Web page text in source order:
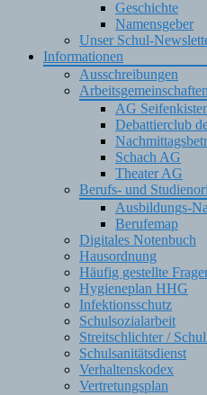
Geschichte
Namensgeber
Unser Schul-
Informationen
Ausschreibungen
AG
Debattierclub
Schach AG
Theater AG
Berufs- und
Ausbildungs-
Berufemap
Digitales Notenbuch
Hausordnung
Häufig gestellte
Hygieneplan HHG
Infektionsschutz
Schulsozialarbeit
Streitschlichter /
Schulsanitätsdienst
Verhaltenskodex
Vertretungsplan